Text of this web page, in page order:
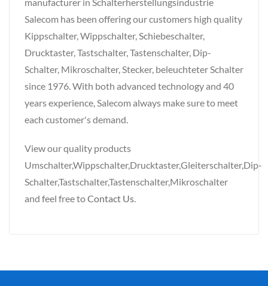
Salecom has been offering our customers high quality
Kippschalter, Wippschalter, Schiebeschalter,
Drucktaster, Tastschalter, Tastenschalter, Dip-
Schalter, Mikroschalter, Stecker, beleuchteter Schalter
since 1976. With both advanced technology and 40
years experience, Salecom always make sure to meet
each customer's demand.
View our quality products
Umschalter,Wippschalter,Drucktaster,Gleiterschalter,Dip-
Schalter,Tastschalter,Tastenschalter,Mikroschalter
and feel free toContact Us.